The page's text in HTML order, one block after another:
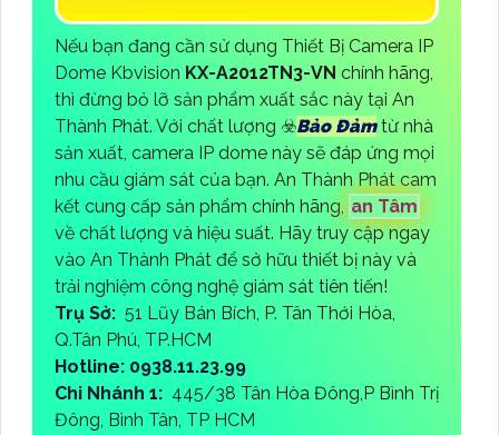
Nếu bạn đang cần sử dụng Thiết Bị Camera IP
Dome Kbvision KX-A2012TN3-VN chính hãng,
thì đừng bỏ lỡ sản phẩm xuất sắc này tại An
Thành Phát. Với chất lượng ☣️Bảo Đảmtừ nhà
sản xuất, camera IP dome này sẽ đáp ứng mọi
nhu cầu giám sát của bạn. An Thành Phát cam
kết cung cấp sản phẩm chính hãng, an Tâm
về chất lượng và hiệu suất. Hãy truy cập ngay
vào An Thành Phát để sở hữu thiết bị này và
trải nghiệm công nghệ giám sát tiên tiến!
Trụ Sở: 51 Lũy Bán Bích, P. Tân Thới Hòa,
Q.Tân Phú, TP.HCM
Hotline: 0938.11.23.99
Chi Nhánh 1: 445/38 Tân Hòa Đông,P Bình Trị
Đông, Bình Tân, TP HCM